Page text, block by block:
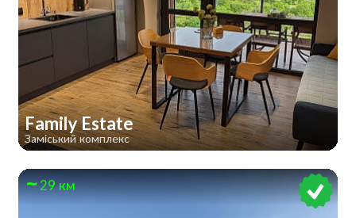
Family Estate
Заміський комплекс
29 км